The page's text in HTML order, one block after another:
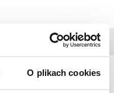
O plikach cookies